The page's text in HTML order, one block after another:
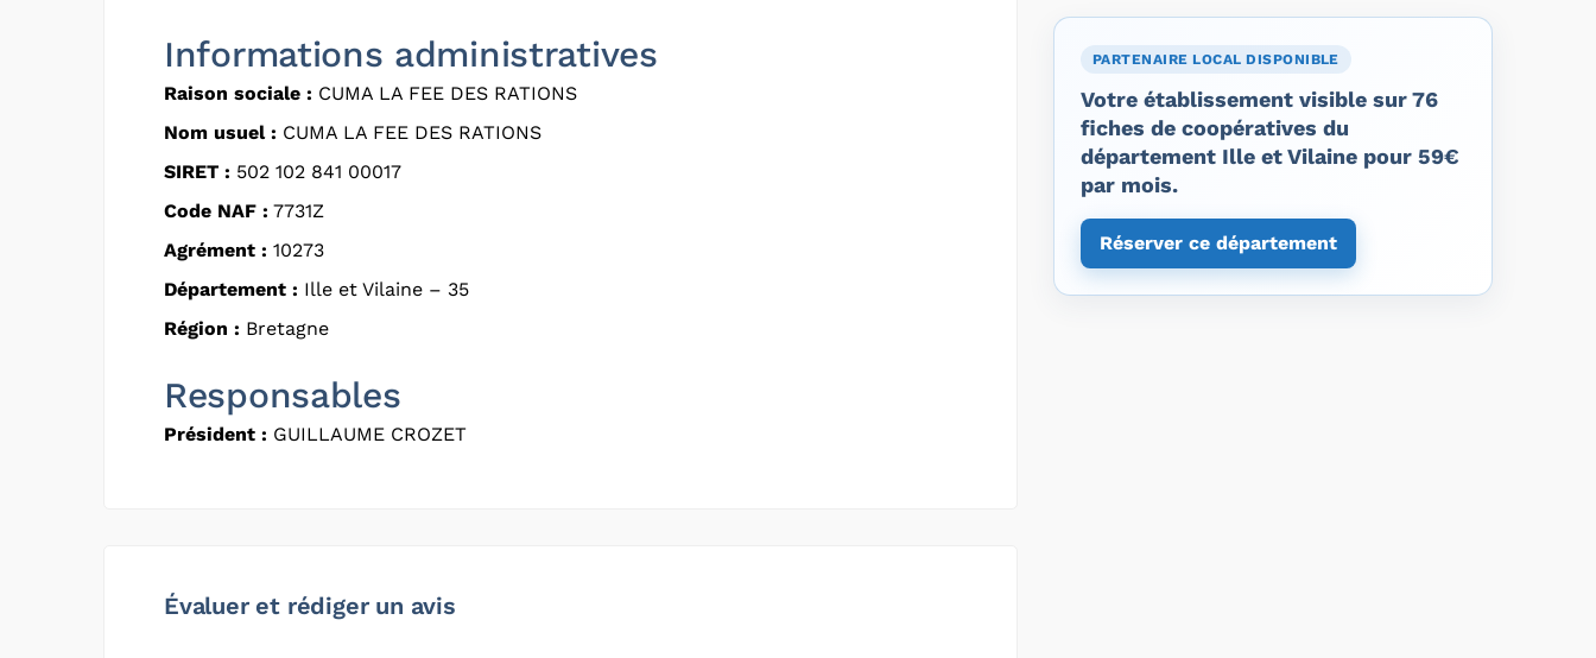
Informations administratives
Raison sociale : CUMA LA FEE DES RATIONS
Nom usuel : CUMA LA FEE DES RATIONS
SIRET : 502 102 841 00017
Code NAF : 7731Z
Agrément : 10273
Département : Ille et Vilaine – 35
Région : Bretagne
Responsables
Président : GUILLAUME CROZET
Évaluer et rédiger un avis
PARTENAIRE LOCAL DISPONIBLE
Votre établissement visible sur 76
fiches de coopératives du
département Ille et Vilaine pour 59€
par mois.
Réserver ce département